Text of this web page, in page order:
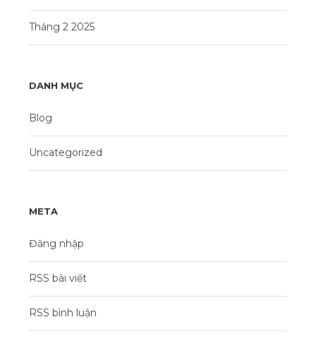
Tháng 2 2025
DANH MỤC
Blog
Uncategorized
META
Đăng nhập
RSS bài viết
RSS bình luận